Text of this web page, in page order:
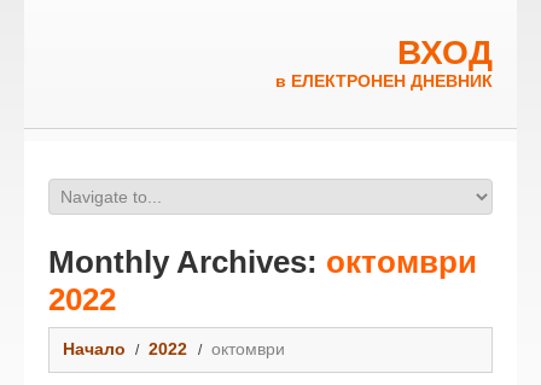
ВХОД
в ЕЛЕКТРОНЕН ДНЕВНИК
Monthly Archives: октомври
2022
Начало 2022 октомври